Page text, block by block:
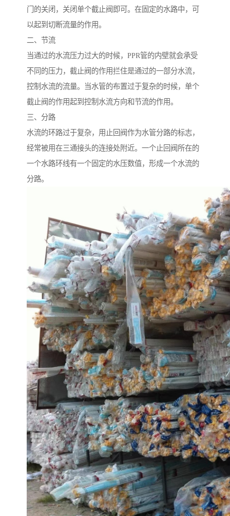
门的关闭，关闭单个截止阀即可。在固定的水路中，可
以起到切断流量的作用。
二、节流
当通过的水流压力过大的时候，PPR管的内壁就会承受
不同的压力，截止阀的作用拦住是通过的一部分水流，
控制水流的流量。当水管的布置过于复杂的时候，单个
截止阀的作用起到控制水流方向和节流的作用。
三、分路
水流的环路过于复杂，用止回阀作为水管分路的标志，
经常被用在三通接头的连接处附近。一个止回阀所在的
一个水路环线有一个固定的水压数值，形成一个水流的
分路。